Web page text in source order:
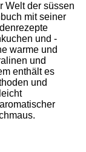
Welt der süssen
mit seiner
und -
warme und
und
enthält es
und